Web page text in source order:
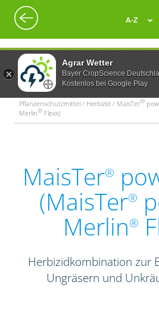
Agrar Wetter
Bayer CropScience
Kostenlos bei Google Play
A-Z
Pflanzenschutzmittel / Herbizid / MaisTer®
Merlin® Flexx)
MaisTer®
(MaisTer®
Merlin®
Herbizidkombination zur
Ungräsern und